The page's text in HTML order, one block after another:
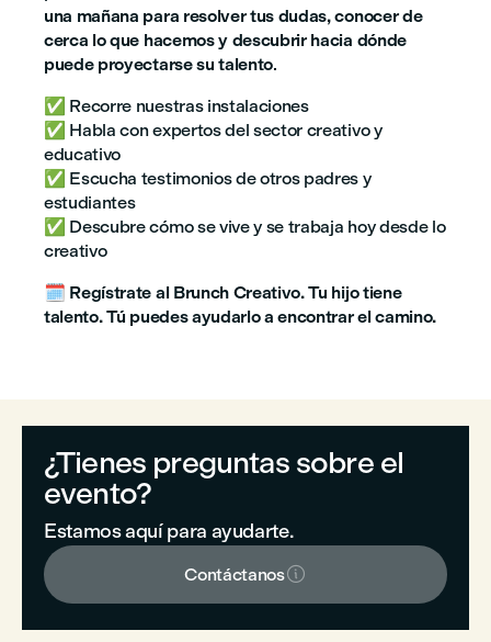
una mañana para resolver tus dudas, conocer de
cerca lo que hacemos y descubrir hacia dónde
puede proyectarse su talento.
✅ Recorre nuestras instalaciones
✅ Habla con expertos del sector creativo y
educativo
✅ Escucha testimonios de otros padres y
estudiantes
✅ Descubre cómo se vive y se trabaja hoy desde lo
creativo
🗓️ Regístrate al Brunch Creativo. Tu hijo tiene
talento. Tú puedes ayudarlo a encontrar el camino.
¿Tienes preguntas sobre el
evento?
Estamos aquí para ayudarte.
Contáctanos